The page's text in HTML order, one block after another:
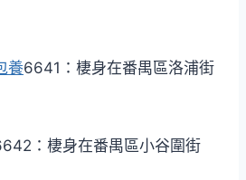
養6641：棲身在番禺區洛浦街
：棲身在番禺區小谷圍街